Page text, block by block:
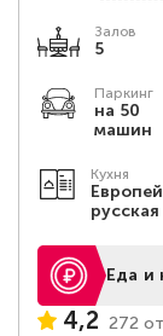
Залов
5
Паркинг
на 50
машин
Кухня
русская
Еда и
4,2 272